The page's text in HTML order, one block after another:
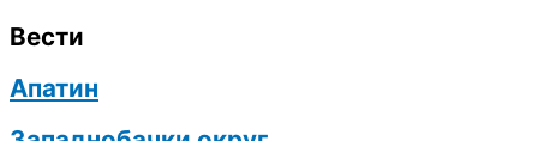
Вести
Апатин